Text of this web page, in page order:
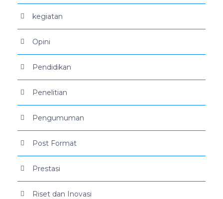
kegiatan
Opini
Pendidikan
Penelitian
Pengumuman
Post Format
Prestasi
Riset dan Inovasi